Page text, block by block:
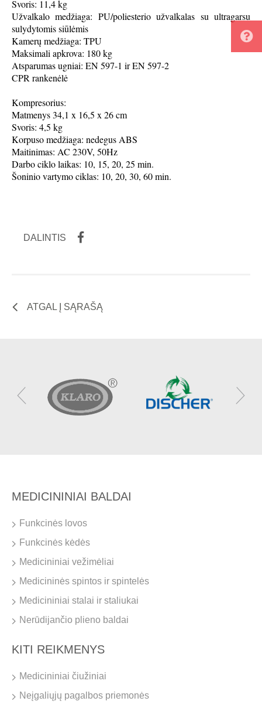
Svoris: 11,4 kg
Užvalkalo medžiaga: PU/poliesterio užvalkalas su ultragarsu
sulydytomis siūlėmis
Kamerų medžiaga: TPU
Maksimali apkrova: 180 kg
Atsparumas ugniai: EN 597-1 ir EN 597-2
CPR rankenėlė
Kompresorius:
Matmenys 34,1 x 16,5 x 26 cm
Svoris: 4,5 kg
Korpuso medžiaga: nedegus ABS
Maitinimas: AC 230V, 50Hz
Darbo ciklo laikas: 10, 15, 20, 25 min.
Šoninio vartymo ciklas: 10, 20, 30, 60 min.
DALINTIS
ATGAL Į SĄRAŠĄ
MEDICININIAI BALDAI
Funkcinės lovos
Funkcinės kėdės
Medicininiai vežimėliai
Medicininės spintos ir spintelės
Medicininiai stalai ir staliukai
Nerūdijančio plieno baldai
KITI REIKMENYS
Medicininiai čiužiniai
Neįgaliųjų pagalbos priemonės